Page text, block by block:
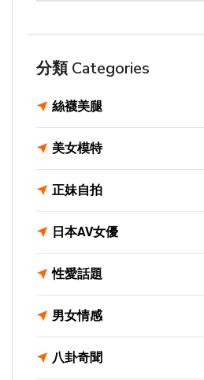
分類 Categories
絲襪美腿
美女模特
正妹自拍
日本AV女優
性愛話題
男女情感
八卦奇聞